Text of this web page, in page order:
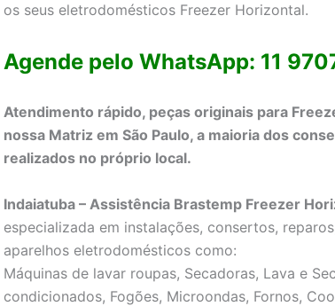
os seus eletrodomésticos Freezer Horizontal.
Agende pelo WhatsApp: 11
Atendimento rápido, peças originais para
nossa Matriz em São Paulo, a maioria dos
realizados no próprio local.
Indaiatuba – Assistência Brastemp Freezer
especializada em instalações, consertos,
aparelhos eletrodomésticos como:
Máquinas de lavar roupas, Secadoras, Lava e
condicionados, Fogões, Microondas, Fornos,